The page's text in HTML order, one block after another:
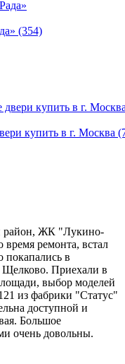
(354)
купить в г. Москва
район, ЖК "Лукино-
ремонта, встал
покапались в
Приехали в
выбор моделей
из фабрики "Статус"
доступной и
Большое
очень довольны.